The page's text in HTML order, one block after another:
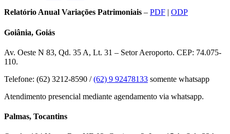
Relatório Anual Variações Patrimoniais – PDF | ODP
Goiânia, Goiás
Av. Oeste N 83, Qd. 35 A, Lt. 31 – Setor Aeroporto. CEP: 74.075-
110.
Telefone: (62) 3212-8590 /(62) 9 92478133 somente whatsapp
Atendimento presencial mediante agendamento via whatsapp.
Palmas, Tocantins